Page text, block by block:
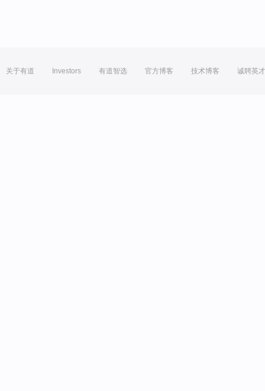
关于有道 Investors 有道智选 官方博客 技术博客 诚聘英才